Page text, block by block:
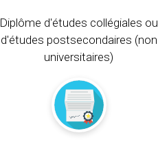
Diplôme d'études collégiales ou
d'études postsecondaires (non
universitaires)